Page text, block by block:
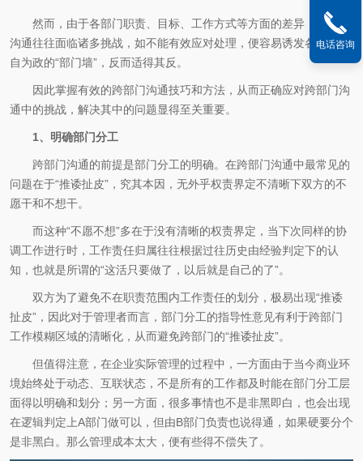
然而，由于各部门职责、目标、工作方式等方面的差异，跨部门
沟通往往面临诸多挑战，如不能有效应对处理，便容易诱发各部门各
自为政的“部门墙”，反而适得其反。
因此掌握有效的跨部门沟通技巧和方法，从而正确应对跨部门沟
通中的挑战，解决其中的问题显得至关重要。
1、明确部门分工
跨部门沟通的前提是部门分工的明确。在跨部门沟通中最常见的
问题在于“推诿扯皮”，究其本因，无外乎权责界定不清晰下双方的不
愿干和不想干。
而这种“不愿不想”多在于没有清晰的权责界定，当下次同样的协
调工作进行时，工作责任归属往往根据过往历史由经验判定下的认
知，也就是所谓的“这活只要做了，以后就是自己的了”。
双方为了避免不在职责范围内工作责任的划分，极易出现“推诿
扯皮”，因此对于管理者而言，部门分工的指导性意见有利于跨部门
工作模糊区域的清晰化，从而避免跨部门的“推诿扯皮”。
但值得注意，在企业实际管理的过程中，一方面由于当今商业环
境始终处于动态、互联状态，不是所有的工作都及时能在部门分工层
面得以明确和划分；另一方面，很多事情也不是非黑即白，也会出现
在逻辑判定上A部门做可以，但由B部门负责也说得通，如果硬要分个
是非黑白。那么管理成本太大，便有些得不偿失了。
电话咨询